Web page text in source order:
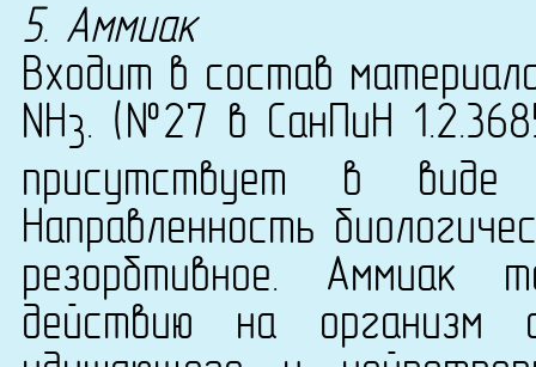
5. Аммиак
Входит в состав
NН3. (№27 в СанПиН
присутствует в
Направленность
резорбтивное. Аммиак
действию на организм